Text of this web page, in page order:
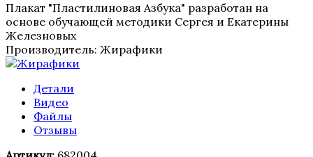
Плакат "Пластилиновая Азбука" разработан на
основе обучающей методики Сергея и Екатерины
Железновых
Производитель: Жирафики
Детали
Видео
Файлы
Отзывы